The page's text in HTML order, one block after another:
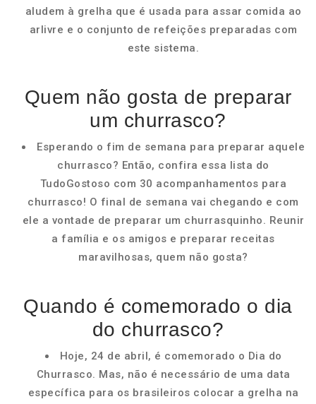
aludem à grelha que é usada para assar comida ao
arlivre e o conjunto de refeições preparadas com
este sistema.
Quem não gosta de preparar
um churrasco?
Esperando o fim de semana para preparar aquele
churrasco? Então, confira essa lista do
TudoGostoso com 30 acompanhamentos para
churrasco! O final de semana vai chegando e com
ele a vontade de preparar um churrasquinho. Reunir
a família e os amigos e preparar receitas
maravilhosas, quem não gosta?
Quando é comemorado o dia
do churrasco?
Hoje, 24 de abril, é comemorado o Dia do
Churrasco. Mas, não é necessário de uma data
específica para os brasileiros colocar a grelha na